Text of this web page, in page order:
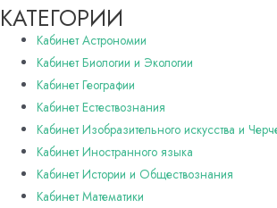
КАТЕГОРИИ
Кабинет Астрономии
Кабинет Биологии и Экологии
Кабинет Географии
Кабинет Естествознания
Кабинет Изобразительного искусства и
Кабинет Иностранного языка
Кабинет Истории и Обществознания
Кабинет Математики